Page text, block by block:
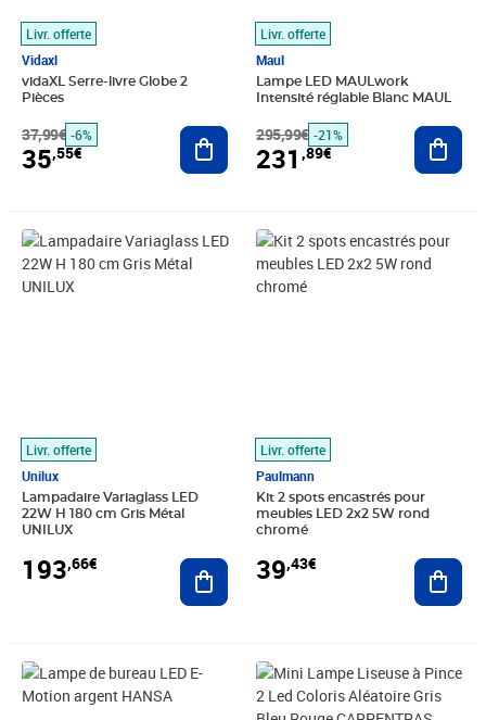
Livr. offerte
Vidaxl
vidaXL Serre-livre Globe 2
Pièces
37,99€ -6%
35,55€
Ajouter au panier
Livr. offerte
Maul
Lampe LED MAULwork
Intensité réglable Blanc MAUL
295,99€ -21%
231 ,89€
Livr. offerte
Unilux
Lampadaire Variaglass LED
22W H 180 cm Gris Métal
UNILUX
193,66€
Prix 193,66€
Ajouter au panier
Livr. offerte
Paulmann
Kit 2 spots encastrés pour
meubles LED 2x2 5W rond
chromé
39,43€
Prix 39,43€
Prix 99,83€ Prix 6,46€